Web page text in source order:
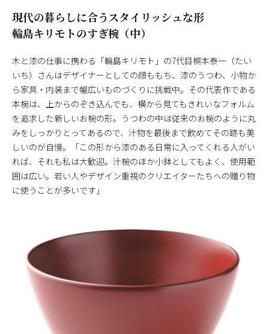
現代の暮らしに合うスタイリッシュな形
輪島キリモトのすぎ椀（中）
木と漆の仕事に携わる「輪島キリモト」の7代目桐本泰一（たい
いち）さんはデザイナーとしての顔ももち、漆のうつわ、小物か
ら家具・内装まで幅広いものづくりに挑戦中。その代表作である
本椀は、上からのぞき込んでも、横から見てもきれいなフォルム
を追求した新しいお椀の形。うつわの中は従来のお椀のように丸
みをしっかりとってあるので、汁物を最後まで飲めてその跡も美
しいのが自慢。「この形から漆のある日常に入ってくれる人がい
れば、それも私は大歓迎。汁椀のほか小鉢としてもよく、使用範
囲は広い。若い人やデザイン重視のクリエイターたちへの贈り物
に使うことが多いです」